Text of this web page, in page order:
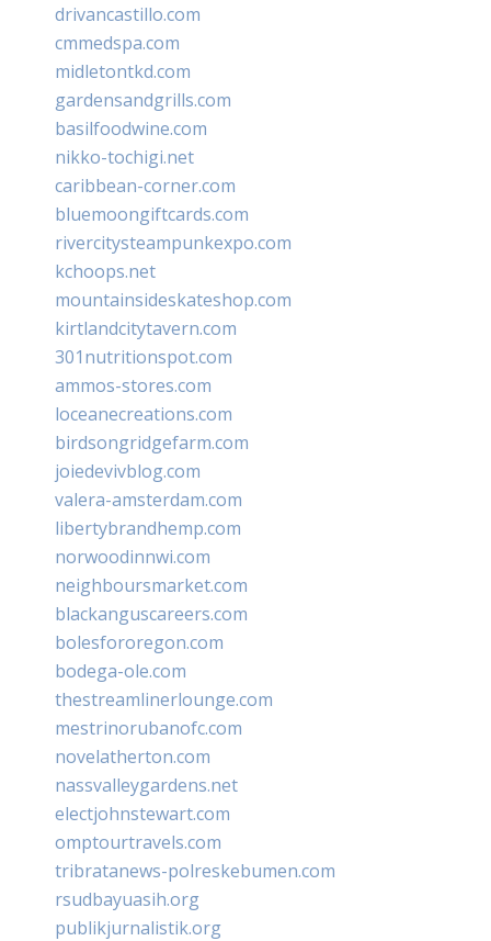
drivancastillo.com
cmmedspa.com
midletontkd.com
gardensandgrills.com
basilfoodwine.com
nikko-tochigi.net
caribbean-corner.com
bluemoongiftcards.com
rivercitysteampunkexpo.com
kchoops.net
mountainsideskateshop.com
kirtlandcitytavern.com
301nutritionspot.com
ammos-stores.com
loceanecreations.com
birdsongridgefarm.com
joiedevivblog.com
valera-amsterdam.com
libertybrandhemp.com
norwoodinnwi.com
neighboursmarket.com
blackanguscareers.com
bolesfororegon.com
bodega-ole.com
thestreamlinerlounge.com
mestrinorubanofc.com
novelatherton.com
nassvalleygardens.net
electjohnstewart.com
omptourtravels.com
tribratanews-polreskebumen.com
rsudbayuasih.org
publikjurnalistik.org